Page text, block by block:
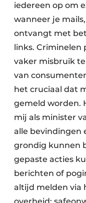
iedereen op om
wanneer je
ontvangt met
links. Criminelen
vaker misbruik
van
het cruciaal dat
gemeld worden.
mij als minister
alle bevindingen
grondig kunnen
gepaste acties
berichten of
altijd melden via